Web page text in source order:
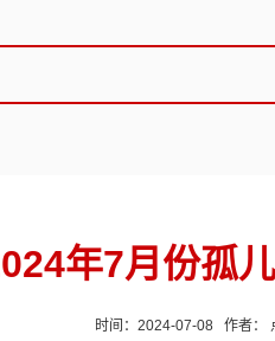
年7月份孤
时间：2024-07-08 作者：